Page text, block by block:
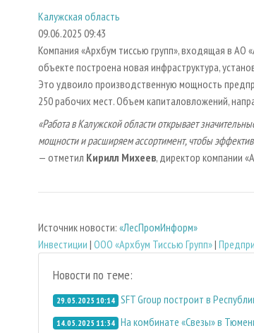
Калужская область
09.06.2025 09:43
Компания «Архбум тиссью групп», входящая в АО
объекте построена новая инфраструктура,
Это удвоило производственную мощность
250 рабочих мест. Объем капиталовложений,
«Работа в Калужской области открывает
мощности и расширяем ассортимент, чтобы
— отметил Кирилл Михеев, директор компании
Источник новости: «ЛесПромИнформ»
Инвестиции | ООО «Архбум Тиссью Групп»|
Новости по теме:
29.05.2025 10:14 SFT Group построит в
14.05.2025 11:34 На комбинате «Свезы» в